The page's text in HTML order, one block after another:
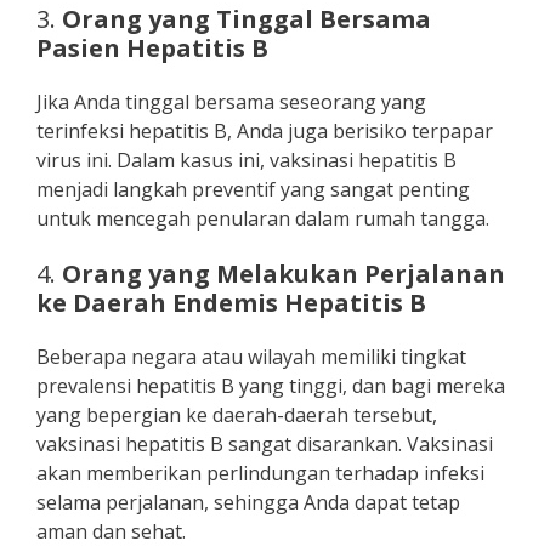
3. Orang yang Tinggal Bersama
Pasien Hepatitis B
Jika Anda tinggal bersama seseorang yang
terinfeksi hepatitis B, Anda juga berisiko terpapar
virus ini. Dalam kasus ini, vaksinasi hepatitis B
menjadi langkah preventif yang sangat penting
untuk mencegah penularan dalam rumah tangga.
4. Orang yang Melakukan Perjalanan
ke Daerah Endemis Hepatitis B
Beberapa negara atau wilayah memiliki tingkat
prevalensi hepatitis B yang tinggi, dan bagi mereka
yang bepergian ke daerah-daerah tersebut,
vaksinasi hepatitis B sangat disarankan. Vaksinasi
akan memberikan perlindungan terhadap infeksi
selama perjalanan, sehingga Anda dapat tetap
aman dan sehat.